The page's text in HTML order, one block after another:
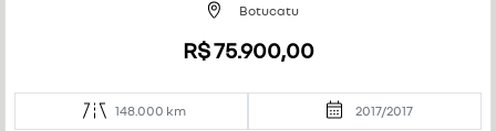
Botucatu
R$ 75.900,00
148.000 km 2017/2017